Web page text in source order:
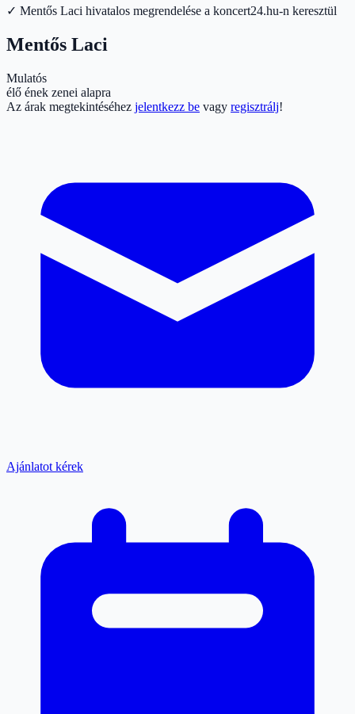
✓ Mentős Laci hivatalos megrendelése a koncert24.hu-n keresztül
Mentős Laci
Mulatós
élő ének zenei alapra
Az árak megtekintéséhez jelentkezz be vagy regisztrálj!
Ajánlatot kérek